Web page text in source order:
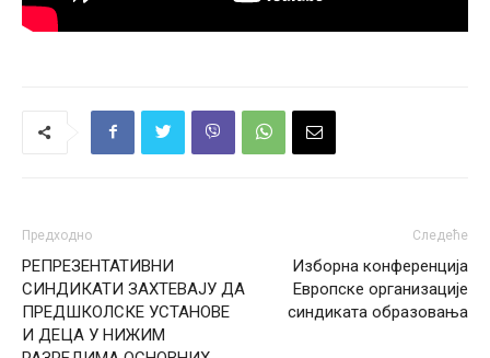
Предходно
РЕПРЕЗЕНТАТИВНИ
СИНДИКАТИ ЗАХТЕВАЈУ ДА
ПРЕДШКОЛСКЕ УСТАНОВЕ
И ДЕЦА У НИЖИМ
Следеће
Изборна конференција
Европске организације
синдиката образовања